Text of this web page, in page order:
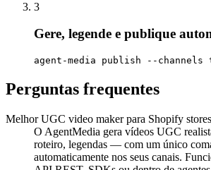
3
Gere, legende e publique
agent-media publish --
Perguntas frequentes
Melhor UGC video maker para Shopify
O AgentMedia gera vídeos UGC
roteiro, legendas — com um único
automaticamente nos seus canais.